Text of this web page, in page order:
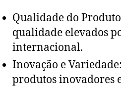
Qualidade do
qualidade elevados
internacional.
Inovação e
produtos inovadores